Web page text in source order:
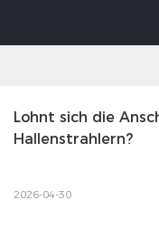
Lohnt sich die
Hallenstrahlern?
2026-04-30